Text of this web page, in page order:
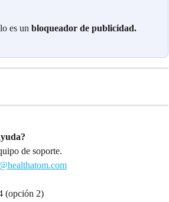
es un bloqueador de publicidad.
de soporte.
(opción 2)